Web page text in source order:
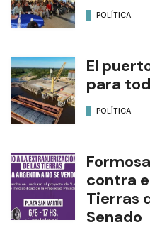
POLÍTICA
El
para
POLÍTICA
contra
Tierras
Senado